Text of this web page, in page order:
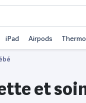
iPad Airpods
et